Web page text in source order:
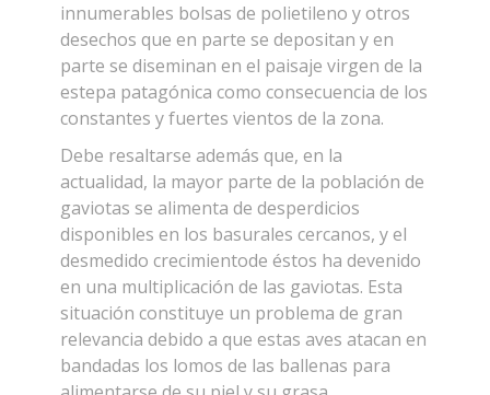
innumerables bolsas de polietileno y otros
desechos que en parte se depositan y en
parte se diseminan en el paisaje virgen de la
estepa patagónica como consecuencia de los
constantes y fuertes vientos de la zona.
Debe resaltarse además que, en la
actualidad, la mayor parte de la población de
gaviotas se alimenta de desperdicios
disponibles en los basurales cercanos, y el
desmedido crecimientode éstos ha devenido
en una multiplicación de las gaviotas. Esta
situación constituye un problema de gran
relevancia debido a que estas aves atacan en
bandadas los lomos de las ballenas para